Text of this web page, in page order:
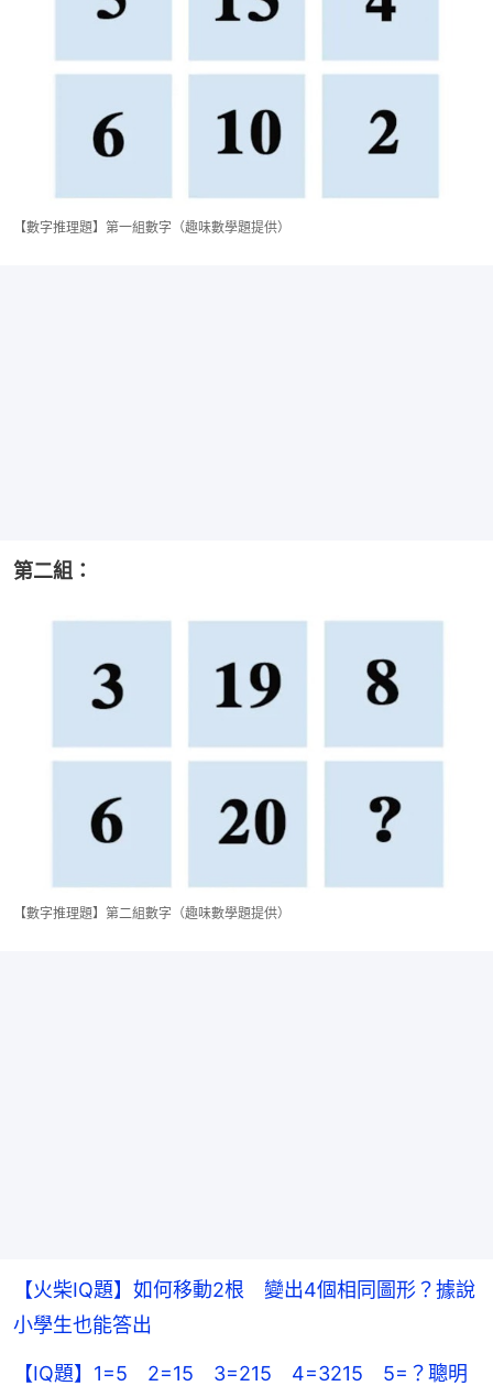
【數字推理題】第一組數字（趣味數學題提供）
第二組：
【數字推理題】第二組數字（趣味數學題提供）
【火柴IQ題】如何移動2根 變出4個相同圖形？據說
小學生也能答出
【IQ題】1=5 2=15 3=215 4=3215 5=？聰明